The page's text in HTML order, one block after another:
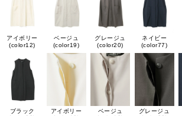
アイボリー
(color12)
ベージュ
(color19)
グレージュ
(color20)
ネイビー
(color77)
ブラック
アイボリー
ベージュ
グレージュ